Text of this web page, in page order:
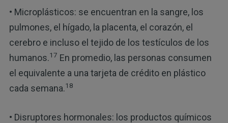
• Microplásticos: se encuentran en la sangre, los
pulmones, el hígado, la placenta, el corazón, el
cerebro e incluso el tejido de los testículos de los
humanos.17 En promedio, las personas consumen
el equivalente a una tarjeta de crédito en plástico
cada semana.18
• Disruptores hormonales: los productos químicos